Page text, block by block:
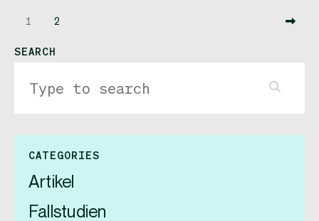
1 2
SEARCH
CATEGORIES
Artikel
Fallstudien